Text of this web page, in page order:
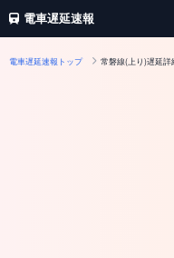
電車遅延速報
電車遅延速報トップ 常磐線(上り)遅延詳